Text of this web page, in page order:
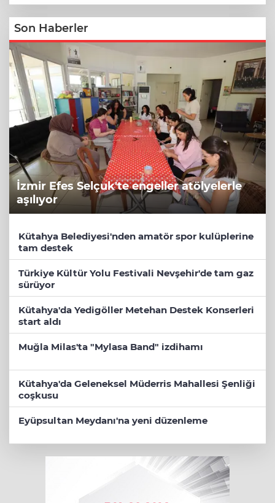
Son Haberler
İzmir Efes Selçuk'te engeller atölyelerle
aşılıyor
Kütahya Belediyesi'nden amatör spor kulüplerine
tam destek
Türkiye Kültür Yolu Festivali Nevşehir'de tam gaz
sürüyor
Kütahya'da Yedigöller Metehan Destek Konserleri
start aldı
Muğla Milas'ta "Mylasa Band" izdihamı
Kütahya'da Geleneksel Müderris Mahallesi Şenliği
coşkusu
Eyüpsultan Meydanı'na yeni düzenleme